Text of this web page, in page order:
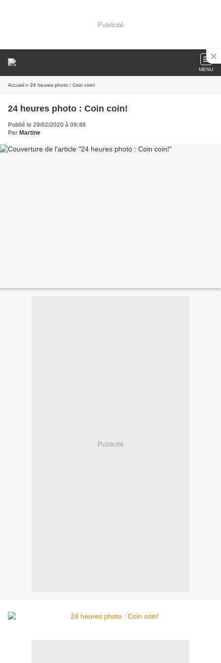
Publicité
MENU
Accueil » 24 heures photo : Coin coin!
24 heures photo : Coin coin!
Publié le 29/02/2020 à 09:48
Par Martine
Publicité